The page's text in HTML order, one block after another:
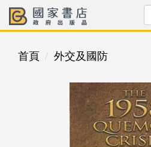
首頁 外交及國防